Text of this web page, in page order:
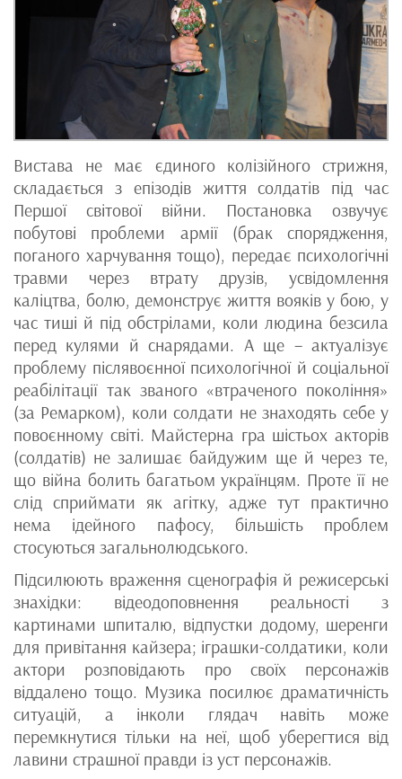
Вистава не має єдиного колізійного стрижня,
складається з епізодів життя солдатів під час
Першої світової війни. Постановка озвучує
побутові проблеми армії (брак спорядження,
поганого харчування тощо), передає психологічні
травми через втрату друзів, усвідомлення
каліцтва, болю, демонструє життя вояків у бою, у
час тиші й під обстрілами, коли людина безсила
перед кулями й снарядами. А ще – актуалізує
проблему післявоєнної психологічної й соціальної
реабілітації так званого «втраченого покоління»
(за Ремарком), коли солдати не знаходять себе у
повоєнному світі. Майстерна гра шістьох акторів
(солдатів) не залишає байдужим ще й через те,
що війна болить багатьом українцям. Проте її не
слід сприймати як агітку, адже тут практично
нема ідейного пафосу, більшість проблем
стосуються загальнолюдського.
Підсилюють враження сценографія й режисерські
знахідки: відеодоповнення реальності з
картинами шпиталю, відпустки додому, шеренги
для привітання кайзера; іграшки-солдатики, коли
актори розповідають про своїх персонажів
віддалено тощо. Музика посилює драматичність
ситуацій, а інколи глядач навіть може
перемкнутися тільки на неї, щоб уберегтися від
лавини страшної правди із уст персонажів.